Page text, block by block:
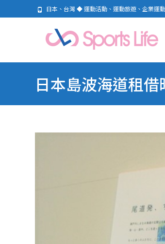
日本、台灣 ◆ 運動活動、運動旅遊、企業運
日本島波海道租